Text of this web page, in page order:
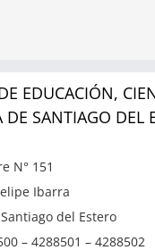
EDUCACIÓN,
SANTIAGO DEL
N° 151
Ibarra
del Estero
– 4288501 – 4288502